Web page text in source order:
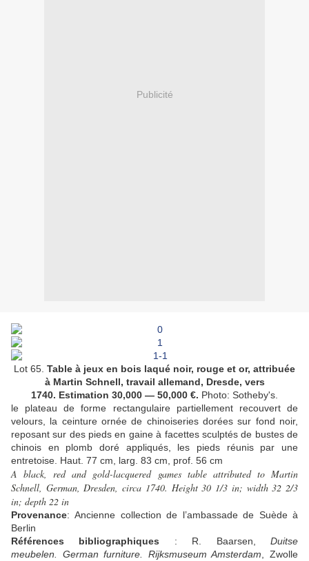
Publicité
Lot 65. Table à jeux en bois laqué noir, rouge et or, attribuée
à Martin Schnell, travail allemand, Dresde, vers
1740. Estimation 30,000 — 50,000 €. Photo: Sotheby's.
le plateau de forme rectangulaire partiellement recouvert de
velours, la ceinture ornée de chinoiseries dorées sur fond noir,
reposant sur des pieds en gaine à facettes sculptés de bustes de
chinois en plomb doré appliqués, les pieds réunis par une
entretoise. Haut. 77 cm, larg. 83 cm, prof. 56 cm
A black, red and gold-lacquered games table attributed to Martin
Schnell, German, Dresden, circa 1740. Height 30 1/3 in; width 32 2/3
in; depth 22 in
Provenance:Ancienne collection de l’ambassade de Suède à
Berlin
Références bibliographiques : R. Baarsen,Duitse
meubelen. German furniture. Rijksmuseum Amsterdam , Zwolle